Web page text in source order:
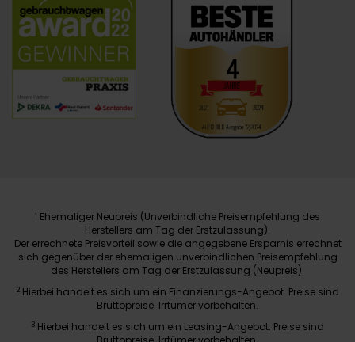
1 Ehemaliger Neupreis (Unverbindliche Preisempfehlung des
Herstellers am Tag der Erstzulassung).
Der errechnete Preisvorteil sowie die angegebene Ersparnis errechnet
sich gegenüber der ehemaligen unverbindlichen Preisempfehlung
des Herstellers am Tag der Erstzulassung (Neupreis).
2 Hierbei handelt es sich um ein Finanzierungs-Angebot. Preise sind
Bruttopreise. Irrtümer vorbehalten.
3 Hierbei handelt es sich um ein Leasing-Angebot. Preise sind